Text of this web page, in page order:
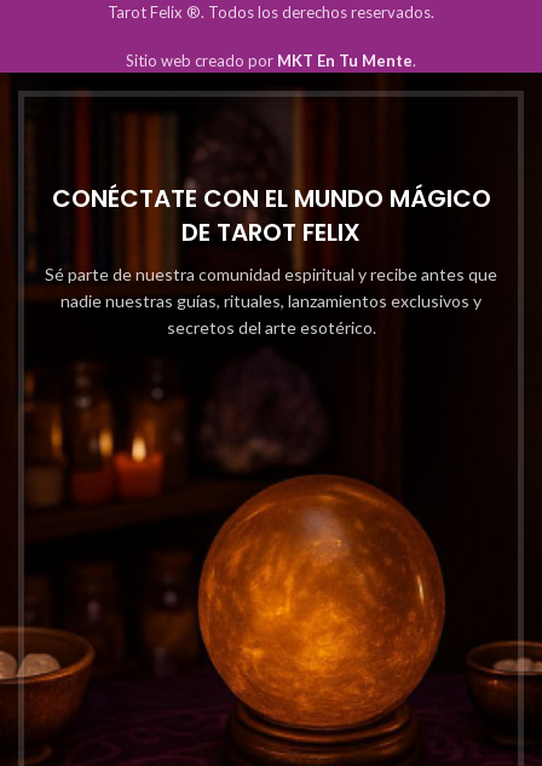
Tarot Felix ®. Todos los derechos reservados.
Sitio web creado por MKT En Tu Mente.
CONÉCTATE CON EL MUNDO MÁGICO
DE TAROT FELIX
Sé parte de nuestra comunidad espiritual y recibe antes que
nadie nuestras guías, rituales, lanzamientos exclusivos y
secretos del arte esotérico.